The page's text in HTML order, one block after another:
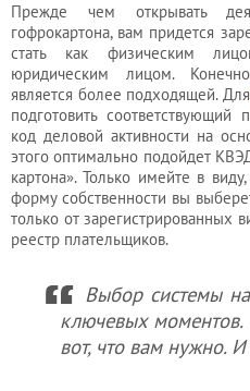
Прежде чем открывать
гофрокартона, вам придется
стать как физическим
юридическим лицом.
является более подходящей. Для
подготовить
код деловой активности на
этого оптимально подойдет
картона». Только имейте в
форму собственности вы
только от зарегистрированных
реестр плательщиков.
Выбор системы
ключевых моментов.
вот, что вам нужно. И